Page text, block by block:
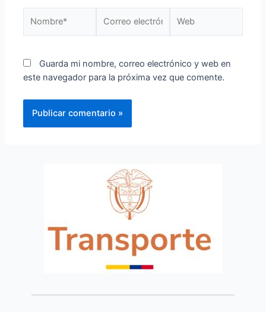
Guarda mi nombre, correo electrónico y web en
este navegador para la próxima vez que comente.